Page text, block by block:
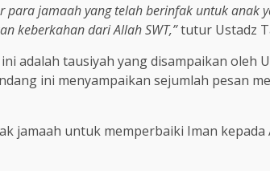
para jamaah yang telah berinfak untuk anak
keberkahan dari Allah SWT,”tutur Ustadz
adalah tausiyah yang disampaikan oleh
ini menyampaikan sejumlah pesan
jamaah untuk memperbaiki Iman